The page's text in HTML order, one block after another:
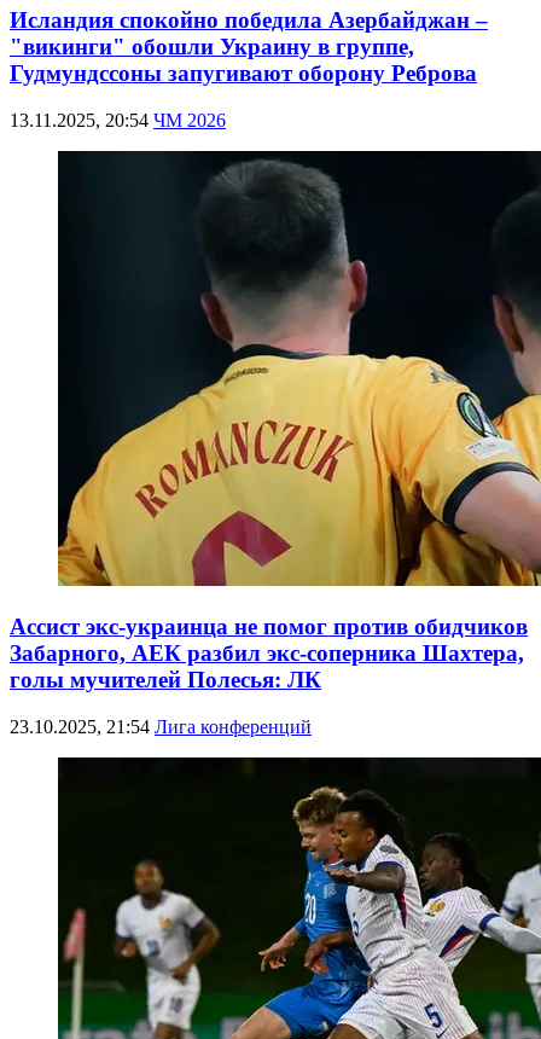
Исландия спокойно победила Азербайджан –
"викинги" обошли Украину в группе,
Гудмундссоны запугивают оборону Реброва
13.11.2025, 20:54 ЧМ 2026
Ассист экс-украинца не помог против обидчиков
Забарного, АЕК разбил экс-соперника Шахтера,
голы мучителей Полесья: ЛК
23.10.2025, 21:54 Лига конференций